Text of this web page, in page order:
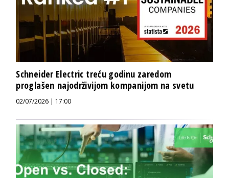
Schneider Electric treću godinu zaredom
proglašen najodrživijom kompanijom na svetu
02/07/2026 | 17:00